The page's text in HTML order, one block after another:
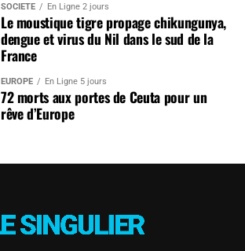
SOCIÉTÉ En Ligne 2 jours
Le moustique tigre propage chikungunya,
dengue et virus du Nil dans le sud de la
France
EUROPE En Ligne 5 jours
72 morts aux portes de Ceuta pour un
rêve d’Europe